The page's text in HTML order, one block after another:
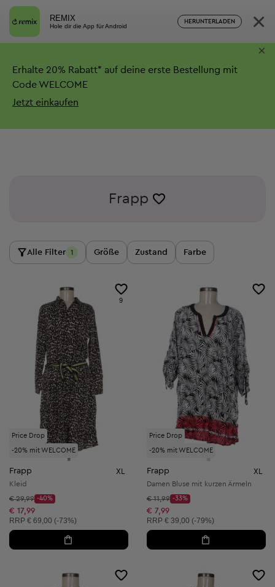
REMIX
Hole dir die App für Android
HERUNTERLADEN ×
Erhalte 20% Rabatt* auf deine erste Bestellung mit
Code WELCOME
Jetzt einkaufen
×
Frapp
Alle Filter 1 Größe Zustand Farbe
Price Drop
-20% mit WELCOME
9
Frapp XL
Kleid
Startpreis:
€ 29,99
Discount Price:
-40%
Reduzierter Preis:
€ 17,99
Unverbindliche Preisempfehlung:
RRP € 69,00 (-73%)
Price Drop
-20% mit WELCOME
Frapp XL
Damen Bluse mit kurzen Ärmeln
Startpreis:
€ 11,99
Discount Price:
-33%
Reduzierter Preis:
€ 7,99
Unverbindliche Preisempfehlung:
RRP € 39,00 (-79%)